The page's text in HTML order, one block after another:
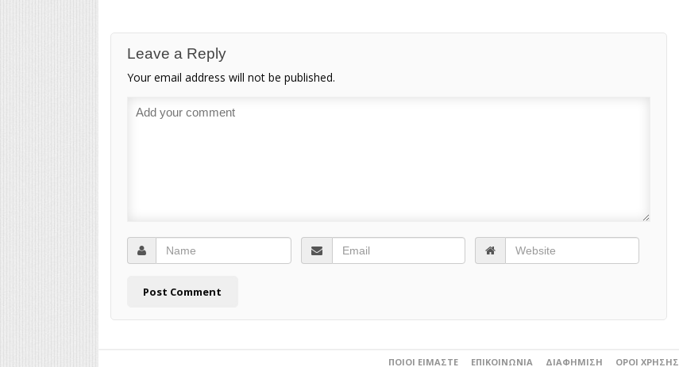
Leave a Reply
Your email address will not be published.
ΠΟΙΟΙ ΕΊΜΑΣΤΕ ΕΠΙΚΟΙΝΩΝΊΑ ΔΙΑΦΉΜΙΣΗ ΌΡΟΙ ΧΡΉΣΗΣ